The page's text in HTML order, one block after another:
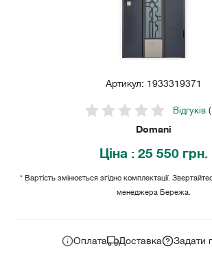
Артикул: 1933319371
Відгуків(
Domani
Ціна : 25 550 грн.
* Вартість змінюється згідно комплектації.
менеджера Бережа.
Оплата Доставка Задати